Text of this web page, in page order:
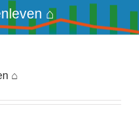
⌂
⌂